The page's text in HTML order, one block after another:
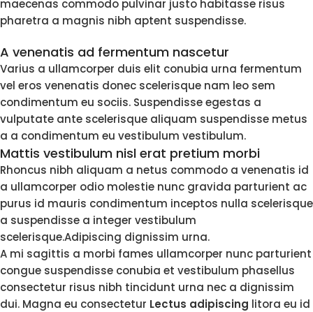
maecenas commodo pulvinar justo habitasse risus
pharetra a magnis nibh aptent suspendisse.
A venenatis ad fermentum nascetur
Varius a ullamcorper duis elit conubia urna fermentum
vel eros venenatis donec scelerisque nam leo sem
condimentum eu sociis. Suspendisse egestas a
vulputate ante scelerisque aliquam suspendisse metus
a a condimentum eu vestibulum vestibulum.
Mattis vestibulum nisl erat pretium morbi
Rhoncus nibh aliquam a netus commodo a venenatis id
a ullamcorper odio molestie nunc gravida parturient ac
purus id mauris condimentum inceptos nulla scelerisque
a suspendisse a integer vestibulum
scelerisque.Adipiscing dignissim urna.
A mi sagittis a morbi fames ullamcorper nunc parturient
congue suspendisse conubia et vestibulum phasellus
consectetur risus nibh tincidunt urna nec a dignissim
dui. Magna eu consectetur Lectus adipiscing litora eu id